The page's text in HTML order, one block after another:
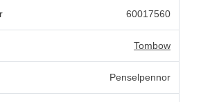
60017560
Tombow
Penselpennor